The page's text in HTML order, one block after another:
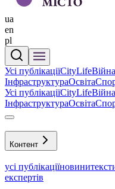
ua
en
pl
Усі публікаціїCityLifeВійна
ІнфраструктураОсвіта
Усі публікаціїCityLifeВійна
ІнфраструктураОсвіта
Контент
усі публікаціїновини
експертів